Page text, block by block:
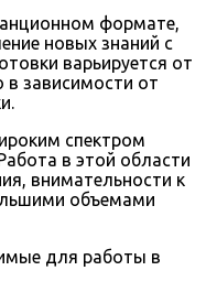
формате,
новых знаний с
варьируется от
в зависимости от
спектром
в этой области
внимательности к
объемами
для работы в